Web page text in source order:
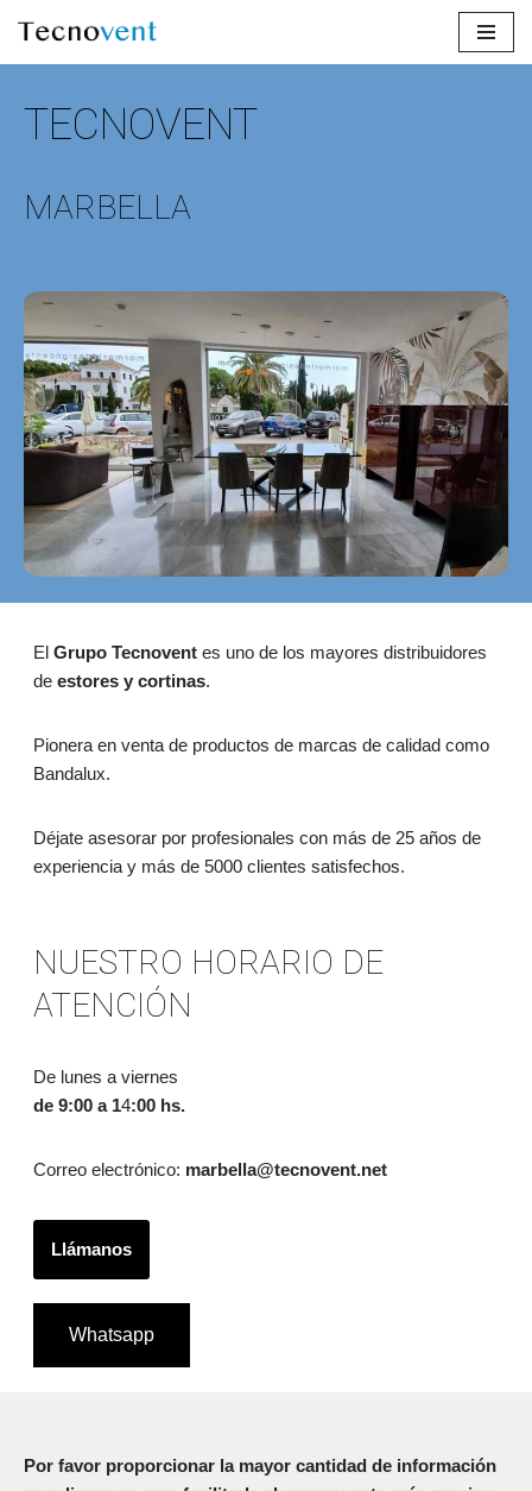
Saltar
contenido
TECNOVENT
MARBELLA
El Grupo Tecnoventes uno de los mayores distribuidores
deestores y cortinas.
Pionera en venta de productos de marcas de calidad como
Bandalux.
Déjate asesorar por profesionales con más de 25 años de
experiencia y más de 5000 clientes satisfechos.
NUESTRO HORARIO DE
ATENCIÓN
De lunes a viernes
de 9:00 a 14:00 hs.
Correo electrónico: marbella@tecnovent.net
Llámanos
Whatsapp
Por favor proporcionar la mayor cantidad de información